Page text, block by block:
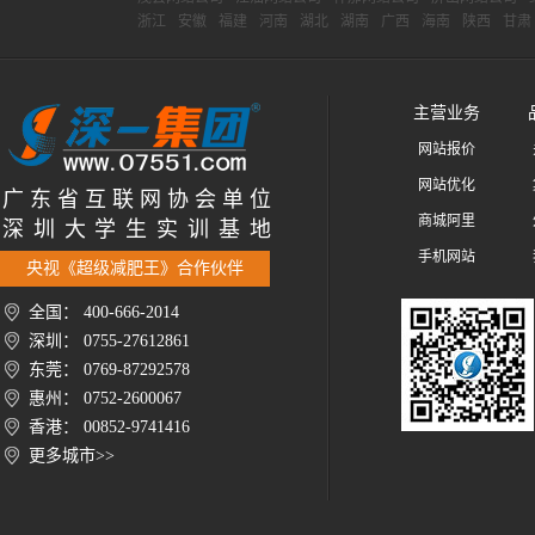
浙江
安徽 福建 河南 湖北 湖南 广西 海南 陕西 甘肃
广 东 省 互 联 网 协 会 单 位
深 圳 大 学 生 实 训 基 地
央视《超级减肥王》合作伙伴
全国： 400-666-2014
深圳： 0755-27612861
东莞： 0769-87292578
惠州： 0752-2600067
香港： 00852-9741416
更多城市>>
主营业务
网站报价
网站优化
商城阿里
手机网站